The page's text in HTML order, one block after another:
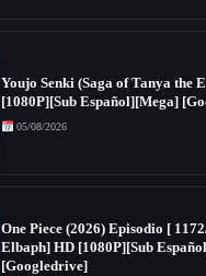
Youjo Senki (Saga of Tanya the
[1080P][Sub Español][Mega]
05/08/2026
One Piece (2026) Episodio [
Elbaph] HD [1080P][Sub
[Googledrive]